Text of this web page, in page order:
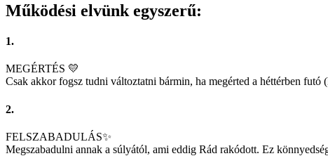
Működési elvünk egyszerű:
1.
MEGÉRTÉS 💛
Csak akkor fogsz tudni változtatni bármin, ha megérted a héttérben futó
2.
FELSZABADULÁS✨
Megszabadulni annak a súlyától, ami eddig Rád rakódott. Ez